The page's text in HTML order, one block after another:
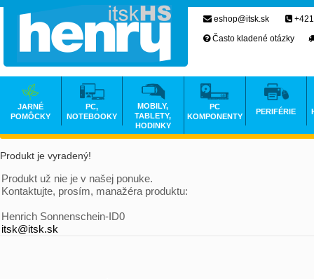
Produkt je vyradený!
Produkt už nie je v našej ponuke.
Kontaktujte, prosím, manažéra produktu:
Henrich Sonnenschein-ID0
itsk@itsk.sk
eshop@itsk.sk
Často kladené otázky
JARNÉ
POMÔCKY
PC,
NOTEBOOKY
MOBILY,
TABLETY,
HODINKY
PC
KOMPONENTY
PERIFÉRIE